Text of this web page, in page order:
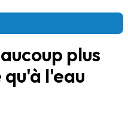
plus
l'eau